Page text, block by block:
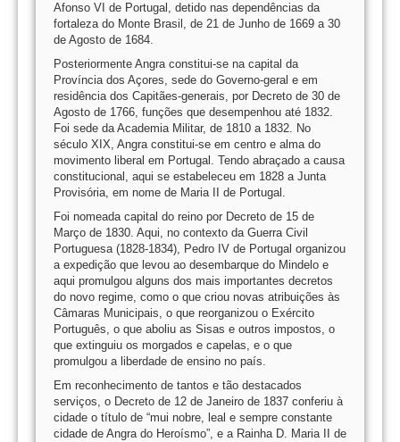
Afonso VI de Portugal, detido nas dependências da
fortaleza do Monte Brasil, de 21 de Junho de 1669 a 30
de Agosto de 1684.
Posteriormente Angra constitui-se na capital da
Província dos Açores, sede do Governo-geral e em
residência dos Capitães-generais, por Decreto de 30 de
Agosto de 1766, funções que desempenhou até 1832.
Foi sede da Academia Militar, de 1810 a 1832. No
século XIX, Angra constitui-se em centro e alma do
movimento liberal em Portugal. Tendo abraçado a causa
constitucional, aqui se estabeleceu em 1828 a Junta
Provisória, em nome de Maria II de Portugal.
Foi nomeada capital do reino por Decreto de 15 de
Março de 1830. Aqui, no contexto da Guerra Civil
Portuguesa (1828-1834), Pedro IV de Portugal organizou
a expedição que levou ao desembarque do Mindelo e
aqui promulgou alguns dos mais importantes decretos
do novo regime, como o que criou novas atribuições às
Câmaras Municipais, o que reorganizou o Exército
Português, o que aboliu as Sisas e outros impostos, o
que extinguiu os morgados e capelas, e o que
promulgou a liberdade de ensino no país.
Em reconhecimento de tantos e tão destacados
serviços, o Decreto de 12 de Janeiro de 1837 conferiu à
cidade o título de “mui nobre, leal e sempre constante
cidade de Angra do Heroísmo”, e a Rainha D. Maria II de